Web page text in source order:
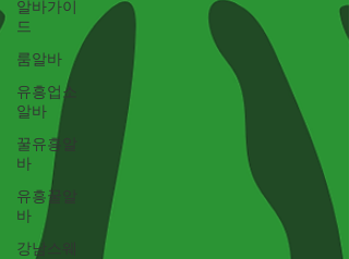
알바가이
드
룸알바
유흥업소
알바
꿀유흥알
바
유흥꿀알
바
강남스웨